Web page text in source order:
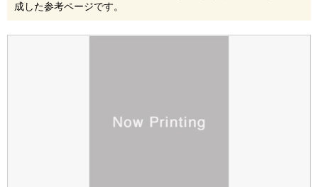
成した参考ページです。